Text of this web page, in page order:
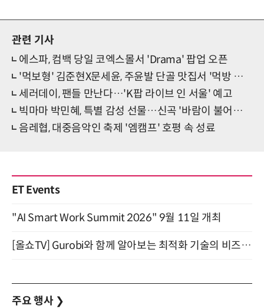
관련 기사
에스파, 컴백 당일 코엑스몰서 'Drama' 팝업 오픈
'먹보형' 김준현X문세윤, 주윤발 단골 맛집서 '먹방 동지애' 폭발!
세러데이, 팬들 만난다…'K팝 라이브 인 서울' 예고
빅마마 박민혜, 특별 감성 선물…신곡 '바람이 불어오고' 발표
음레협, 대중음악인 축제 '엠캠프' 호평 속 성료
ET Events
"AI Smart Work Summit 2026" 9월 11일 개최
[올쇼TV] Gurobi와 함께 알아보는 최적화 기술의 비즈니스 활용 (8월 20일 생방송)
주요 행사 ❯